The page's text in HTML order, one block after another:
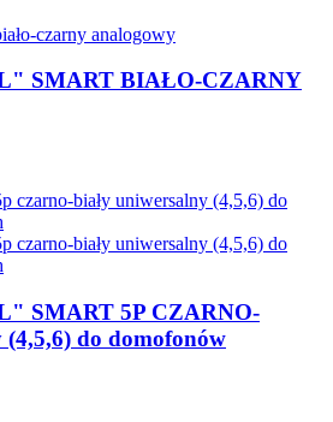
SMART BIAŁO-CZARNY
SMART 5P CZARNO-
do domofonów